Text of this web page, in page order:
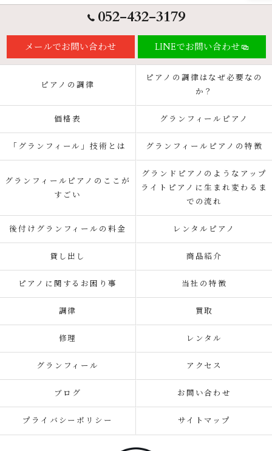
052-432-3179
メールでお問い合わせ LINEでお問い合わせ
ピアノの調律
ピアノの調律はなぜ必要なの
か？
価格表 グランフィールピアノ
「グランフィール」技術とは グランフィールピアノの特徴
グランフィールピアノのここが
すごい
グランドピアノのようなアップ
ライトピアノに生まれ変わるま
での流れ
後付けグランフィールの料金 レンタルピアノ
貸し出し 商品紹介
ピアノに関するお困り事 当社の特徴
調律 買取
修理 レンタル
グランフィール アクセス
ブログ お問い合わせ
プライバシーポリシー サイトマップ